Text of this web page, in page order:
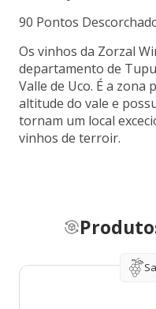
90 Pontos
Os vinhos da Zorzal
departamento de
Valle de Uco. É a
altitude do vale e
tornam um local
vinhos de terroir.